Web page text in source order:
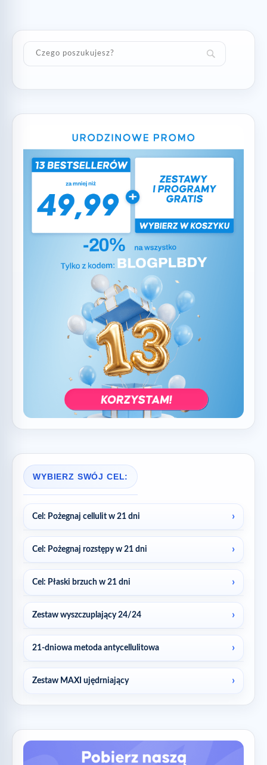
WYBIERZ SWÓJ CEL:
Cel: Pożegnaj cellulit w 21 dni
Cel: Pożegnaj rozstępy w 21 dni
Cel: Płaski brzuch w 21 dni
Zestaw wyszczuplający 24/24
21-dniowa metoda antycellulitowa
Zestaw MAXI ujędrniający